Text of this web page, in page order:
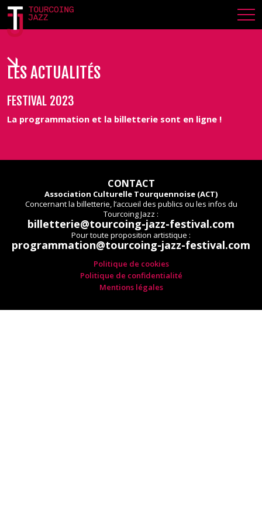
LES ACTUALITÉS
FESTIVAL 2023
La programmation et la billetterie sont en ligne !
CONTACT
Association Culturelle Tourquennoise (ACT)
Concernant la billetterie, l’accueil des publics ou les infos du
Tourcoing Jazz :
billetterie@tourcoing-jazz-festival.com
Pour toute proposition artistique :
programmation@tourcoing-jazz-festival.com
Politique de cookies
Politique de confidentialité
Mentions légales